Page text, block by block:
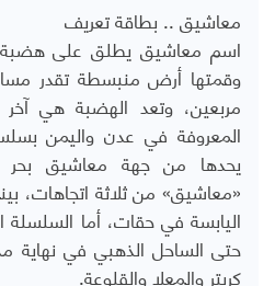
معاشيق .. بطاقة تعريف
اسم معاشيق يطلق على هضبة
وقمتها أرض منبسطة تقدر
مربعين، وتعد الهضبة هي آخر
المعروفة في عدن واليمن
يحدها من جهة معاشيق
«معاشيق» من ثلاثة اتجاهات،
اليابسة في حقات، أما
حتى الساحل الذهبي في نهاية
كريتر والمعلا والقلوعة.